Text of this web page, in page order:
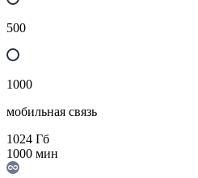
500
1000
мобильная связь
1024 Гб
1000 мин